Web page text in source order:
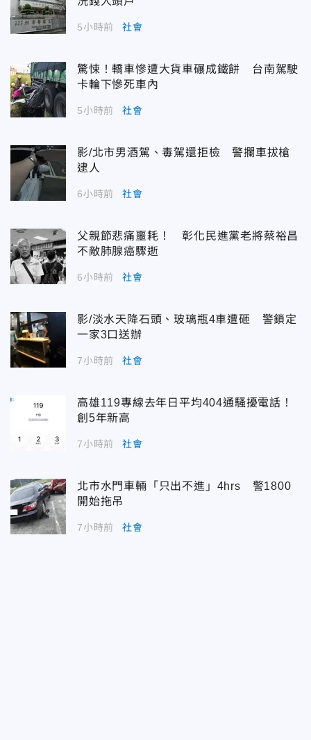
5小時前 社會
驚悚！轎車慘遭大貨車碾成鐵餅 台南駕駛
卡輪下慘死車內
5小時前 社會
影/北市男酒駕、毒駕還拒檢 警攔車拔槍
逮人
6小時前 社會
父親節悲痛噩耗！ 彰化民進黨老將蔡裕昌
不敵肺腺癌驟逝
6小時前 社會
影/淡水天降石頭、玻璃瓶4車遭砸 警鎖定
一家3口送辦
7小時前 社會
高雄119專線去年日平均404通騷擾電話！
創5年新高
7小時前 社會
北市水門車輛「只出不進」4hrs 警1800
開始拖吊
7小時前 社會